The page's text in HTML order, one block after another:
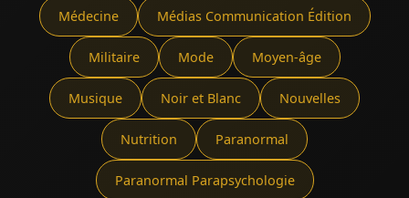
Médecine Médias Communication Édition
Militaire Mode Moyen-âge
Musique Noir et Blanc Nouvelles
Nutrition Paranormal
Paranormal Parapsychologie